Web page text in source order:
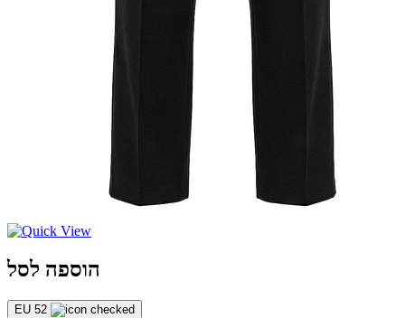
הוספה לסל
EU 52